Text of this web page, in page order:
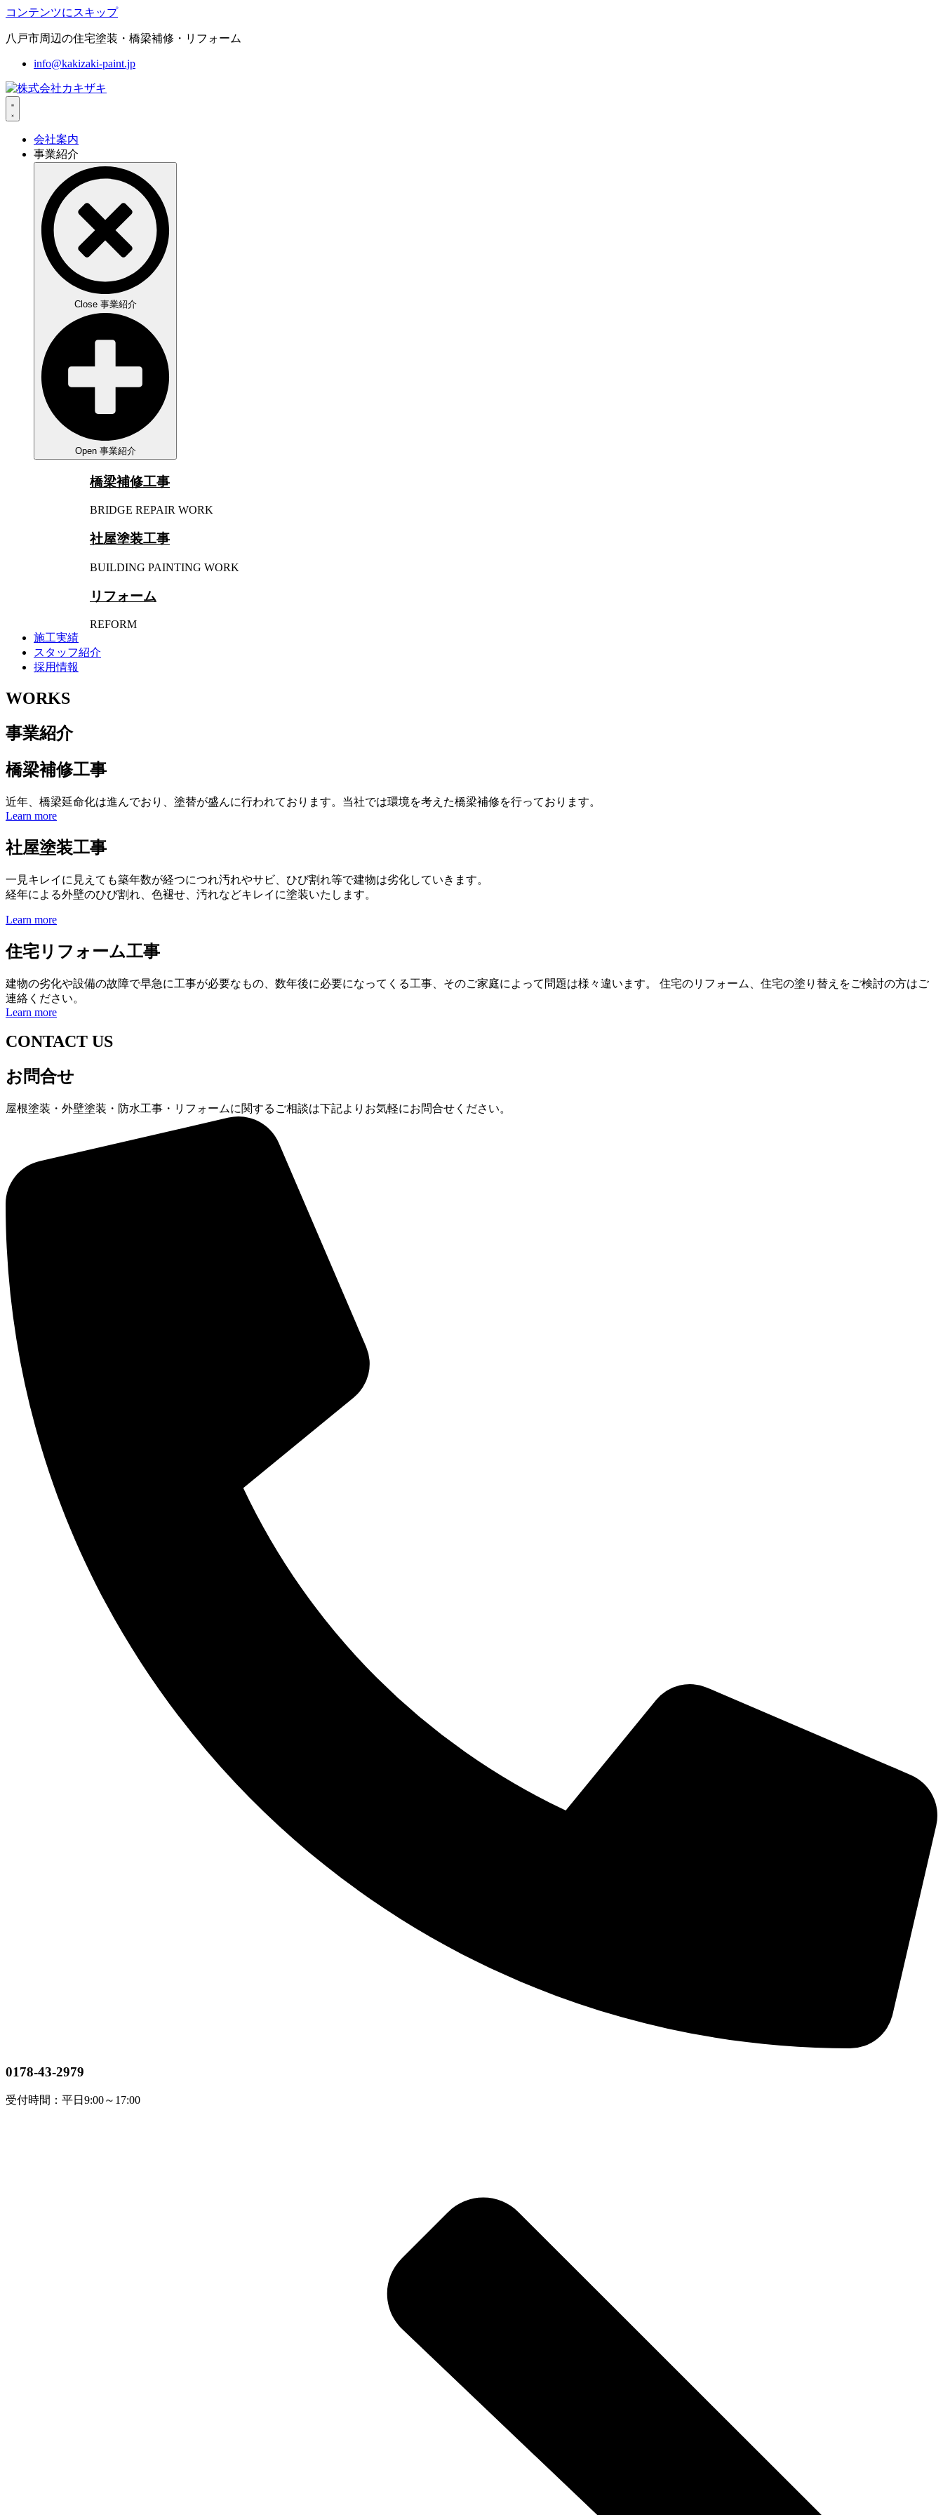
コンテンツにスキップ
八戸市周辺の住宅塗装・橋梁補修・リフォーム
info@kakizaki-paint.jp
会社案内
事業紹介
Close 事業紹介
Open 事業紹介
橋梁補修工事
BRIDGE REPAIR WORK
社屋塗装工事
BUILDING PAINTING WORK
リフォーム
REFORM
施工実績
スタッフ紹介
採用情報
WORKS
事業紹介
橋梁補修工事
近年、橋梁延命化は進んでおり、塗替が盛んに行われております。当社では環境を考えた橋梁補修を行っております。
Learn more
社屋塗装工事
一見キレイに見えても築年数が経つにつれ汚れやサビ、ひび割れ等で建物は劣化していきます。
経年による外壁のひび割れ、色褪せ、汚れなどキレイに塗装いたします。
Learn more
住宅リフォーム工事
建物の劣化や設備の故障で早急に工事が必要なもの、数年後に必要になってくる工事、そのご家庭によって問題は様々違います。 住宅のリフォーム、住宅の塗り替えをご検討の方はご
連絡ください。
Learn more
CONTACT US
お問合せ
屋根塗装・外壁塗装・防水工事・リフォームに関するご相談は下記よりお気軽にお問合せください。
0178-43-2979
受付時間：平日9:00～17:00